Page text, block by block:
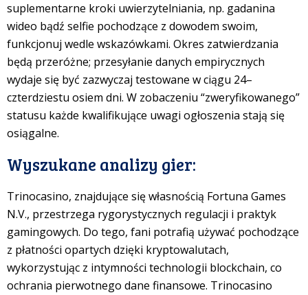
suplementarne kroki uwierzytelniania, np. gadanina
wideo bądź selfie pochodzące z dowodem swoim,
funkcjonuj wedle wskazówkami. Okres zatwierdzania
będą przeróżne; przesyłanie danych empirycznych
wydaje się być zazwyczaj testowane w ciągu 24–
czterdziestu osiem dni. W zobaczeniu “zweryfikowanego”
statusu każde kwalifikujące uwagi ogłoszenia stają się
osiągalne.
Wyszukane analizy gier:
Trinocasino, znajdujące się własnością Fortuna Games
N.V., przestrzega rygorystycznych regulacji i praktyk
gamingowych. Do tego, fani potrafią używać pochodzące
z płatności opartych dzięki kryptowalutach,
wykorzystując z intymności technologii blockchain, co
ochrania pierwotnego dane finansowe. Trinocasino